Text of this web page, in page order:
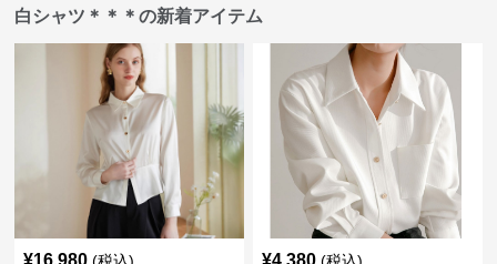
白シャツ＊＊＊の新着アイテム
¥16,980 ¥4,380